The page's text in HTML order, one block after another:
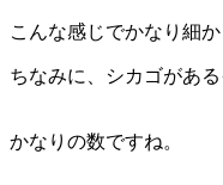
こんな感じでかなり細
ちなみに、シカゴがあ
かなりの数ですね。